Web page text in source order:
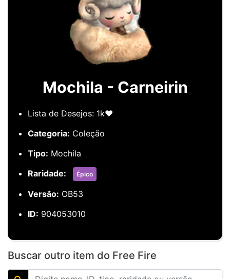
Mochila - Carneirin
Lista de Desejos: 1k❤️
Categoria: Coleção
Tipo: Mochila
Raridade:
Épico
Versão: OB53
ID: 904053010
Buscar outro item do Free Fire